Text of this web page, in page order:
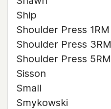
Ship
Shoulder Press 1RM
Shoulder Press 3RM
Shoulder Press 5RM
Sisson
Small
Smykowski